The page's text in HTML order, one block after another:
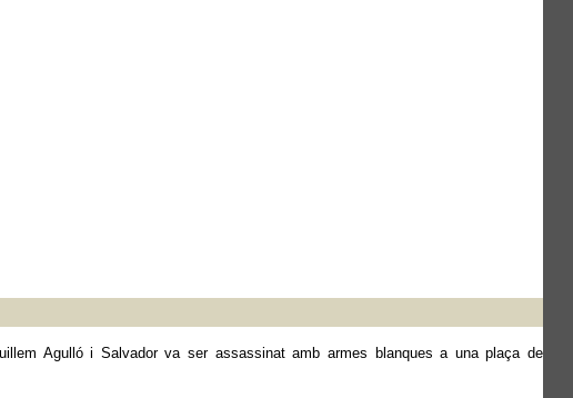
Agulló i Salvador va ser assassinat amb armes blanques a una plaça de